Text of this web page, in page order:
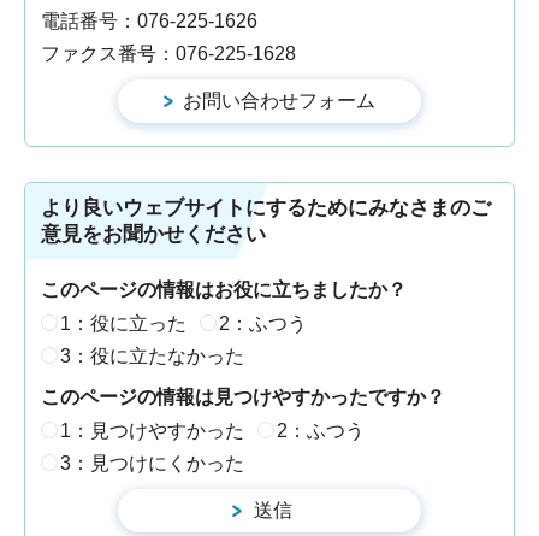
電話番号：076-225-1626
ファクス番号：076-225-1628
より良いウェブサイトにするためにみなさまのご
意見をお聞かせください
このページの情報はお役に立ちましたか？
1：役に立った
2：ふつう
3：役に立たなかった
このページの情報は見つけやすかったですか？
1：見つけやすかった
2：ふつう
3：見つけにくかった